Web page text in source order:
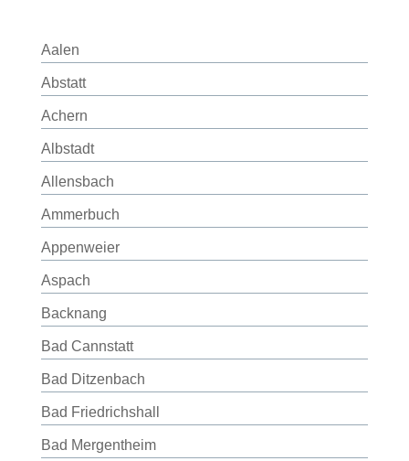
Aalen
Abstatt
Achern
Albstadt
Allensbach
Ammerbuch
Appenweier
Aspach
Backnang
Bad Cannstatt
Bad Ditzenbach
Bad Friedrichshall
Bad Mergentheim